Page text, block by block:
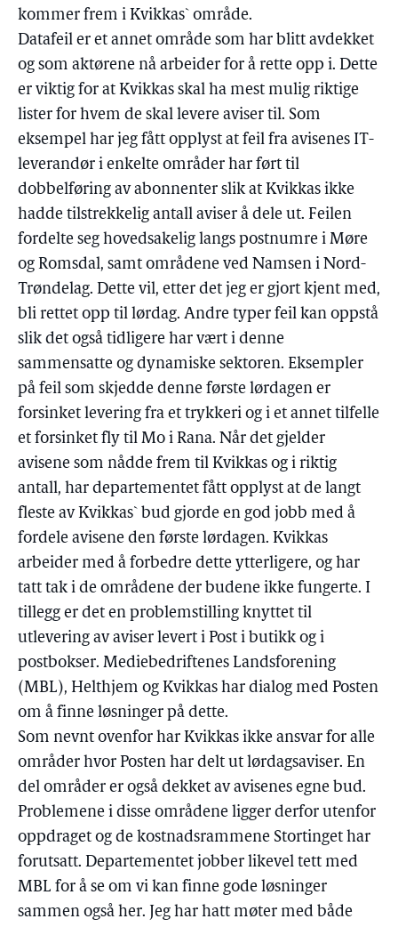
kommer frem i Kvikkas` område.
Datafeil er et annet område som har blitt avdekket
og som aktørene nå arbeider for å rette opp i. Dette
er viktig for at Kvikkas skal ha mest mulig riktige
lister for hvem de skal levere aviser til. Som
eksempel har jeg fått opplyst at feil fra avisenes IT-
leverandør i enkelte områder har ført til
dobbelføring av abonnenter slik at Kvikkas ikke
hadde tilstrekkelig antall aviser å dele ut. Feilen
fordelte seg hovedsakelig langs postnumre i Møre
og Romsdal, samt områdene ved Namsen i Nord-
Trøndelag. Dette vil, etter det jeg er gjort kjent med,
bli rettet opp til lørdag. Andre typer feil kan oppstå
slik det også tidligere har vært i denne
sammensatte og dynamiske sektoren. Eksempler
på feil som skjedde denne første lørdagen er
forsinket levering fra et trykkeri og i et annet tilfelle
et forsinket fly til Mo i Rana. Når det gjelder
avisene som nådde frem til Kvikkas og i riktig
antall, har departementet fått opplyst at de langt
fleste av Kvikkas` bud gjorde en god jobb med å
fordele avisene den første lørdagen. Kvikkas
arbeider med å forbedre dette ytterligere, og har
tatt tak i de områdene der budene ikke fungerte. I
tillegg er det en problemstilling knyttet til
utlevering av aviser levert i Post i butikk og i
postbokser. Mediebedriftenes Landsforening
(MBL), Helthjem og Kvikkas har dialog med Posten
om å finne løsninger på dette.
Som nevnt ovenfor har Kvikkas ikke ansvar for alle
områder hvor Posten har delt ut lørdagsaviser. En
del områder er også dekket av avisenes egne bud.
Problemene i disse områdene ligger derfor utenfor
oppdraget og de kostnadsrammene Stortinget har
forutsatt. Departementet jobber likevel tett med
MBL for å se om vi kan finne gode løsninger
sammen også her. Jeg har hatt møter med både